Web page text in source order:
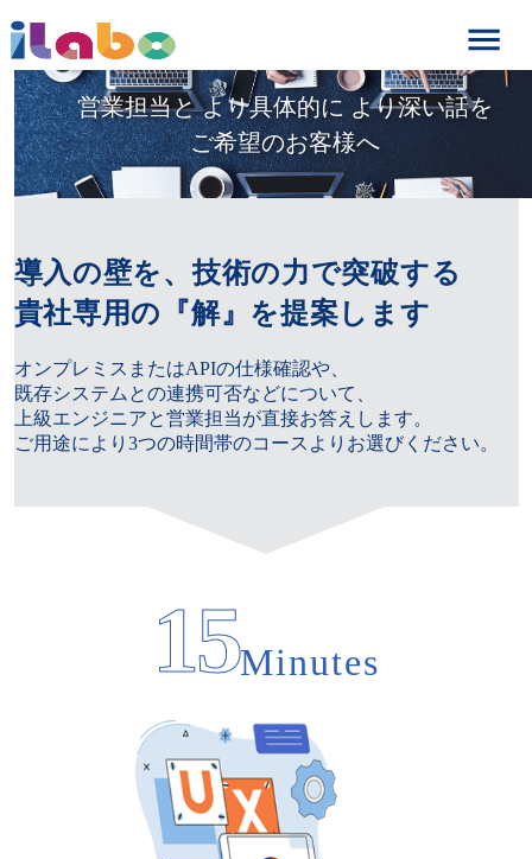
営業担当と より具体的に より深い話を
ご希望のお客様へ
導入の壁を、技術の力で突破する
貴社専用の『解』を提案します
オンプレミスまたはAPIの仕様確認や、
既存システムとの連携可否などについて、
上級エンジニアと営業担当が直接お答えします。
ご用途により3つの時間帯のコースよりお選びください。
15Minutes